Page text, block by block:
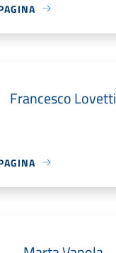
Francesco Lovetti